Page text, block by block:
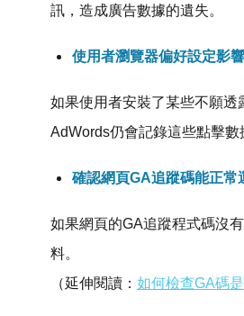
訊，造成廣告數據的遺失。
使用者瀏覽器偏好設定影
如果使用者安裝了某些不願
AdWords仍會記錄這些點擊數
確認網頁GA追蹤碼能正常
如果網頁的GA追蹤程式碼沒
料。
（延伸閱讀： 如何檢查GA碼